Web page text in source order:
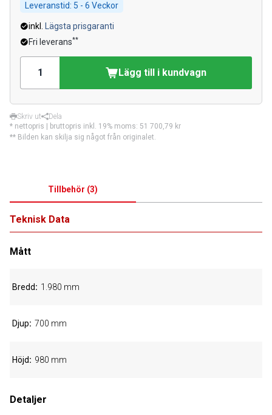
Leveranstid: 5 - 6 Veckor
inkl.
Lägsta prisgaranti
Fri leverans**
Lägg till i kundvagn
Skriv ut
Dela
* nettopris | bruttopris inkl. 19% moms: 51 700,79 kr
** Bilden kan skilja sig något från originalet.
Tillbehör (3)
Teknisk Data
Mått
Bredd 1.980 mm
Djup 700 mm
Höjd 980 mm
Detaljer